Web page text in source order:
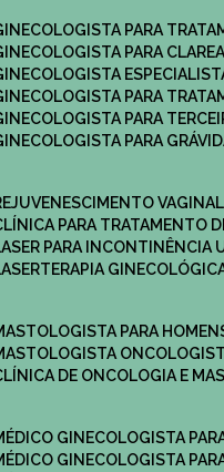
GINECOLOGISTA PARA
GINECOLOGISTA PARA
GINECOLOGISTA
GINECOLOGISTA PARA
GINECOLOGISTA PARA
GINECOLOGISTA PARA
REJUVENESCIMENTO
CLÍNICA PARA TRATAMENTO
LASER PARA INCONTINÊNCIA
LASERTERAPIA
MASTOLOGISTA PARA
MASTOLOGISTA
CLÍNICA DE ONCOLOGIA E
MÉDICO GINECOLOGISTA
MÉDICO GINECOLOGISTA